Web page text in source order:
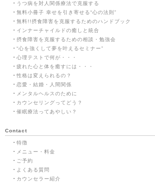
うつ病を対人関係療法で克服する
無料小冊子 幸せを引き寄せる“心の法則”
無料!!摂食障害を克服するためのハンドブック
インナーチャイルドの癒しと統合
摂食障害を克服するための相談・勉強会
“心を強くして夢を叶えるセミナー”
心理テストで何が・・・
疲れた心と体を癒すには・・・
性格は変えられるの？
恋愛・結婚・人間関係
メンタルヘルスのために
カウンセリングってどう？
催眠療法ってあやしい？
Contact
特徴
メニュー・料金
ご予約
よくある質問
カウンセラー紹介